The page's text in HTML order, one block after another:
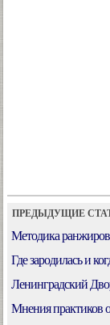
ПРЕДЫДУЩИЕ
Методика
Где зародилась и
Ленинградский
Мнения практиков